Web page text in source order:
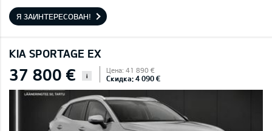
Я ЗАИНТЕРЕСОВАН!
KIA SPORTAGE EX
37 800 € i
Цена: 41 890 €
Скидка: 4 090 €